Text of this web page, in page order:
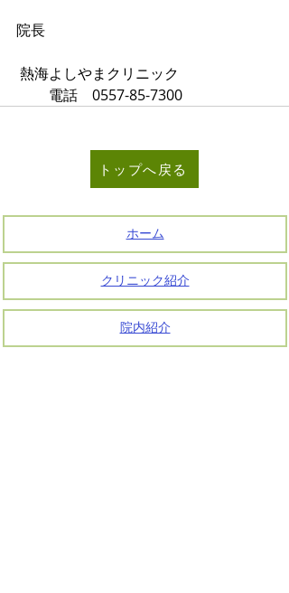
院長
熱海よしやまクリニック
         電話　0557-85-7300
トップへ戻る
ホーム
クリニック紹介
院内紹介